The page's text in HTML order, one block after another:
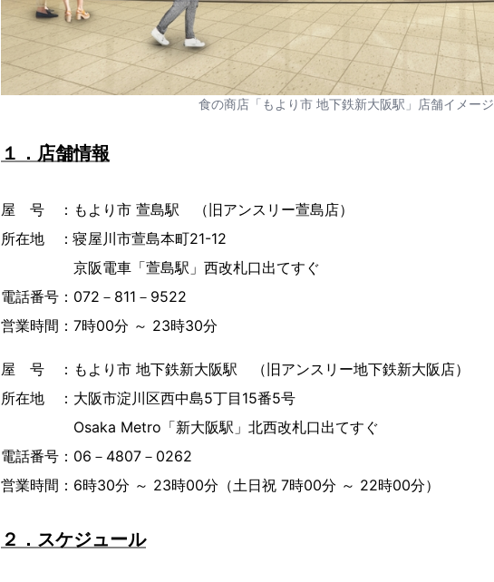
食の商店「もより市 地下鉄新大阪駅」店舗イメージ
１．店舗情報
屋 号 ：もより市 萱島駅 （旧アンスリー萱島店）
所在地 ：寝屋川市萱島本町21-12
京阪電車「萱島駅」西改札口出てすぐ
電話番号：072－811－9522
営業時間：7時00分 ～ 23時30分
屋 号 ：もより市 地下鉄新大阪駅 （旧アンスリー地下鉄新大阪店）
所在地 ：大阪市淀川区西中島5丁目15番5号
Osaka Metro「新大阪駅」北西改札口出てすぐ
電話番号：06－4807－0262
営業時間：6時30分 ～ 23時00分（土日祝 7時00分 ～ 22時00分）
２．スケジュール